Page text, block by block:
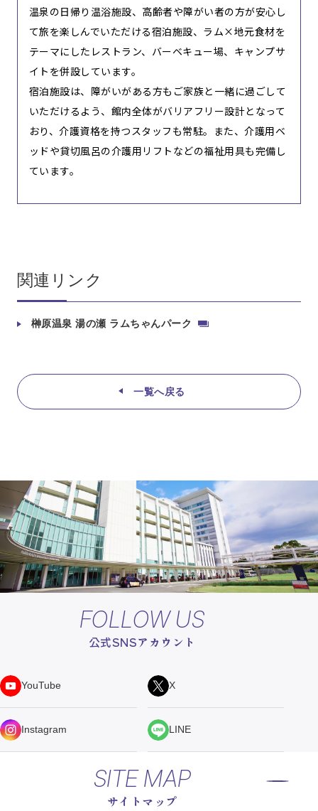
温泉の日帰り温浴施設、高齢者や障がい者の方が安心し
て旅を楽しんでいただける宿泊施設、ラム×地元食材を
テーマにしたレストラン、バーベキュー場、キャンプサ
イトを併設しています。
宿泊施設は、障がいがある方もご家族と一緒に過ごして
いただけるよう、館内全体がバリアフリー設計となって
おり、介護資格を持つスタッフも常駐。また、介護用ベ
ッドや貸切風呂の介護用リフトなどの福祉用具も完備し
ています。
関連リンク
榊原温泉 湯の瀬 ラムちゃんパーク
一覧へ戻る
FOLLOW US
公式SNSアカウント
YouTube X
Instagram LINE
SITE MAP
サイトマップ